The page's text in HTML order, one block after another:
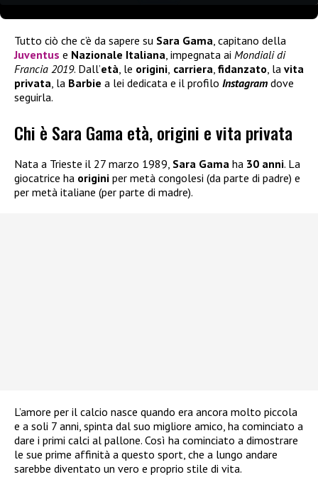
Tutto ciò che c’è da sapere su Sara Gama , capitano della
Juventus e Nazionale Italiana , impegnata ai Mondiali di
Francia 2019. Dall’età , le origini carriera fidanzato , la vita
privata , la Barbie a lei dedicata e il profilo Instagram dove
seguirla.
Chi è Sara Gama età, origini e vita privata
Nata a Trieste il 27 marzo 1989, Sara Gama ha 30 anni. La
giocatrice ha origini per metà congolesi (da parte di padre) e
per metà italiane (per parte di madre).
L’amore per il calcio nasce quando era ancora molto piccola
e a soli 7 anni, spinta dal suo migliore amico, ha cominciato a
dare i primi calci al pallone. Così ha cominciato a dimostrare
le sue prime affinità a questo sport, che a lungo andare
sarebbe diventato un vero e proprio stile di vita.